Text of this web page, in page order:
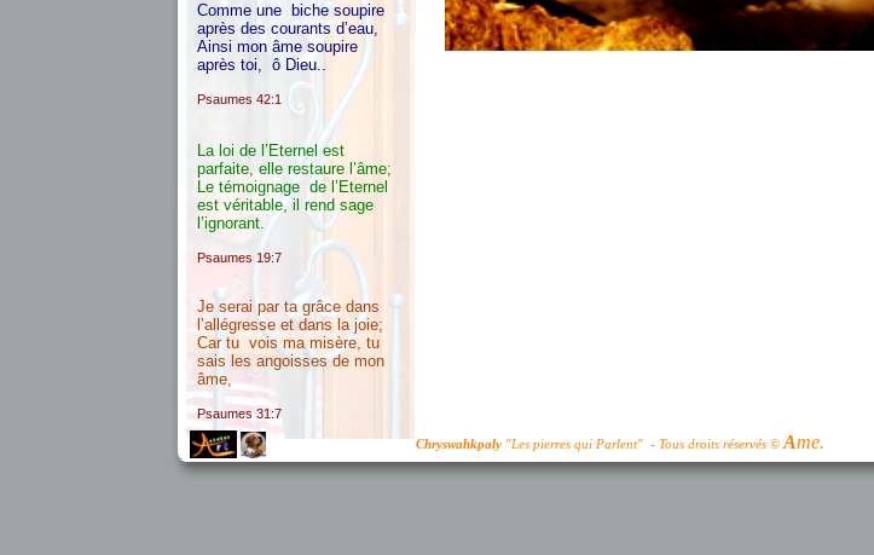
Comme une biche soupire
après des courants d’eau,
Ainsi mon âme soupire
après toi, ô Dieu..
Psaumes 42:1
La loi de l’Eternel est
parfaite, elle restaure l’âme;
Le témoignage de l’Eternel
est véritable, il rend sage
l’ignorant.
Psaumes 19:7
Je serai par ta grâce dans
l’allégresse et dans la joie;
Car tu vois ma misère, tu
sais les angoisses de mon
âme,
Psaumes 31:7
Chryswahkpaly "Les pierres qui Parlent" - Tous droits réservés © Ame.